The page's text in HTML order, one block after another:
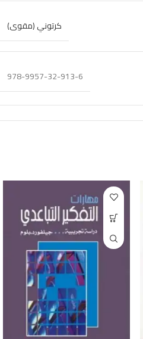
كرتوني (مقوى)
978-9957-32-913-6